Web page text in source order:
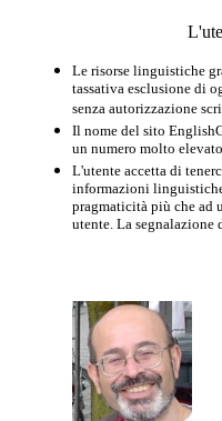
Le risorse linguistiche
tassativa esclusione di
senza autorizzazione
Il nome del sito
un numero molto
L'utente accetta di
informazioni
pragmaticità più che ad
utente. La segnalazione